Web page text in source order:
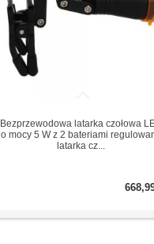
Bezprzewodowa latarka czołowa
o mocy 5 W z 2 bateriami
latarka cz...